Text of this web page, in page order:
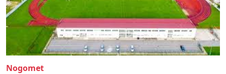
Nogomet